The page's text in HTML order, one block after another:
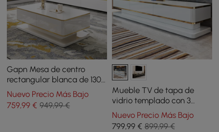
Gapn Mesa de centro
rectangular blanca de 1300
mm de cristal templado
con 4 cajones
Nuevo Precio Más Bajo
759,99 € 949,99 €
Mueble TV de tapa de
vidrio templado con 3
cajones de 200 cm en color
blanco
Nuevo Precio Más Bajo
799,99€ 899,99 €